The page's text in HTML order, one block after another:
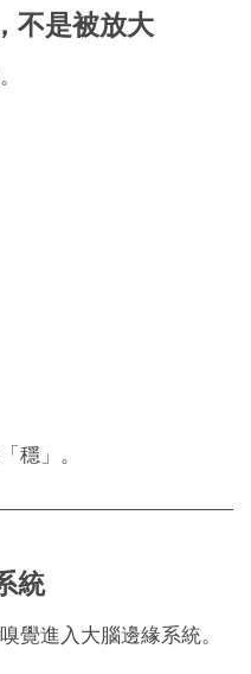
不是被放大
穩」。
統
覺進入大腦邊緣系統。